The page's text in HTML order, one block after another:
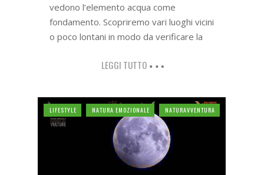
vedono l’elemento acqua come
fondamento. Scopriremo vari luoghi vicini
o poco lontani in modo da verificare la
LEGGI TUTTO
LIFESTYLE NATURA EMOZIONALE NATURAVVENTURA